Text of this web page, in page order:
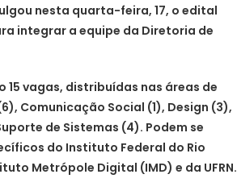
nesta quarta-feira, 17, o edital
integrar a equipe da Diretoria de
vagas, distribuídas nas áreas de
Comunicação Social (1), Design (3),
de Sistemas (4). Podem se
do Instituto Federal do Rio
Metrópole Digital (IMD) e da UFRN.